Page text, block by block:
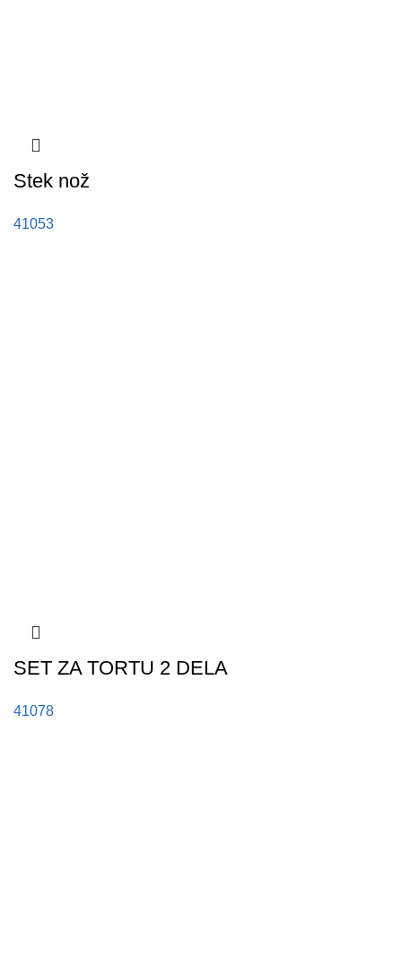
Stek nož
41053
SET ZA TORTU 2 DELA
41078